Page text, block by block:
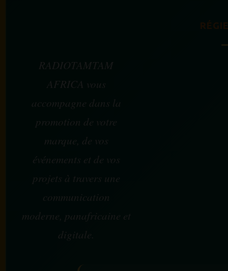
RADIOTAMTAM
AFRICA vous
accompagne dans la
promotion de votre
marque, de vos
événements et de vos
projets à travers une
communication
moderne, panafricaine et
digitale.